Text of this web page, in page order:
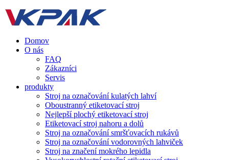
Domov
O nás
FAQ
Zákazníci
Servis
produkty
Stroj na označování kulatých lahví
Oboustranný etiketovací stroj
Nejlepší plochý etiketovací stroj
Etiketovací stroj nahoru a dolů
Stroj na označování smršťovacích rukávů
Stroj na označování vodorovných lahviček
Stroj na značení mokrého lepidla